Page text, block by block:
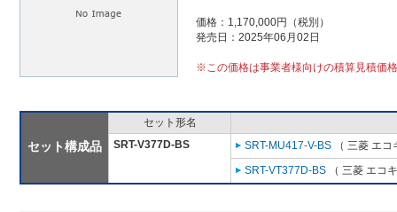
価格：1,170,000円（税別）
発売日：2025年06月02日
※この価格は事業者様向けの積算見積価
セット構成品
セット形名
SRT-V377D-BS
SRT-MU417-V-BS （ 三菱 エ
SRT-VT377D-BS （ 三菱 エコ